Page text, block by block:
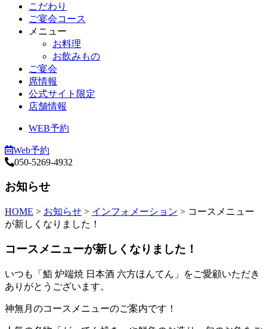
こだわり
ご宴会コース
メニュー
お料理
お飲みもの
ご宴会
席情報
公式サイト限定
店舗情報
WEB予約
Web予約
050-5269-4932
お知らせ
HOME > お知らせ > インフォメーション > コースメニュー
が新しくなりました！
コースメニューが新しくなりました！
いつも「鮨 炉端焼 日本酒 六方ほんてん」をご愛顧いただき
ありがとうございます。
神無月のコースメニューのご案内です！